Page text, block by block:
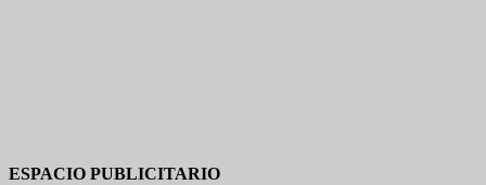
ESPACIO PUBLICITARIO